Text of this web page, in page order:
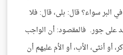
البر سواء؟ قال: بلى، قال: فلا
على جور. فالمقصود: أن الواجب
أو أنثى، الأب، أو الأم عليهم أن